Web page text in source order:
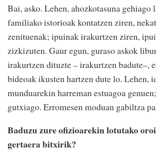
Bai, asko. Lehen, ahozkotasuna gehiago
familiako istorioak kontatzen ziren,
zenituenak; ipuinak irakurtzen ziren,
zizkizuten. Gaur egun, guraso askok
irakurtzen dituzte – irakurtzen badute–,
bideoak ikusten hartzen dute lo. Lehen,
munduarekin harreman estuagoa
gutxiago. Erromesen moduan gabiltza
Baduzu zure ofizioarekin lotutako
gertaera bitxirik?